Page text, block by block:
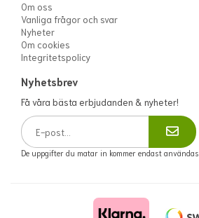
Om oss
Vanliga frågor och svar
Nyheter
Om cookies
Integritetspolicy
Nyhetsbrev
Få våra bästa erbjudanden & nyheter!
De uppgifter du matar in kommer endast